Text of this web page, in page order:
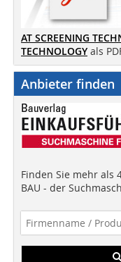
AT SCREENING
TECHNOLOGY als
Anbieter finden
Finden Sie mehr als
BAU - der